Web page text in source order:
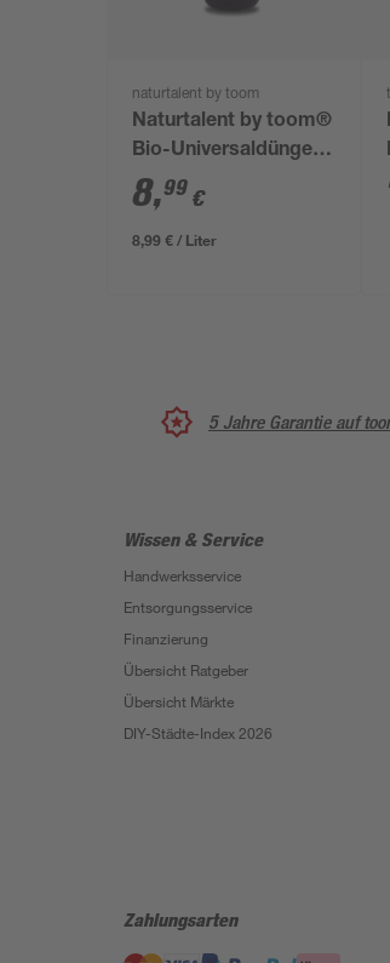
naturtalent by toom
Naturtalent by toom®
Bio-Universaldünger
1 l
8,99 €
8,99 € / Liter
5 Jahre Garantie auf
Wissen & Service
Handwerksservice
Entsorgungsservice
Finanzierung
Übersicht Ratgeber
Übersicht Märkte
DIY-Städte-Index 2026
Zahlungsarten